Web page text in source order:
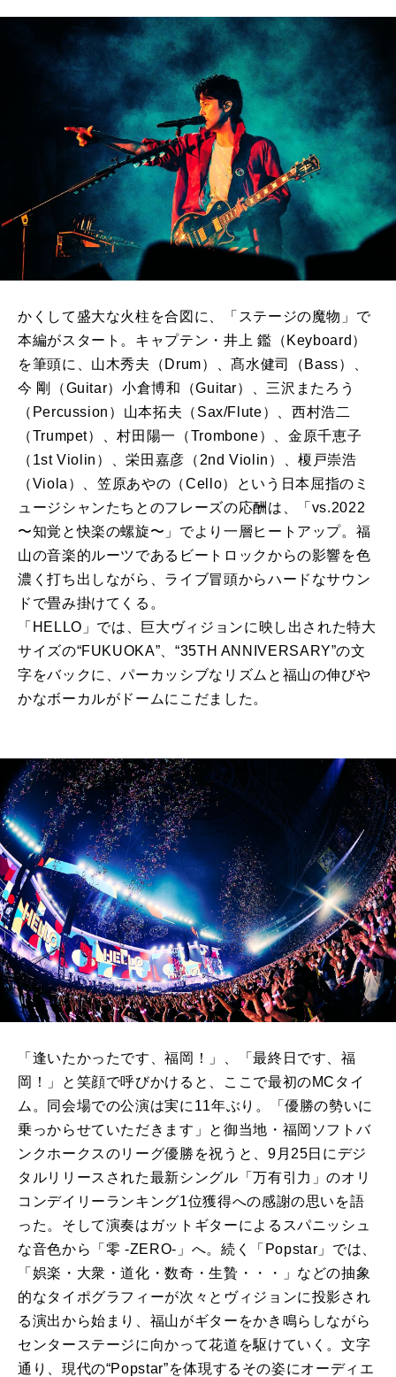
かくして盛大な火柱を合図に、「ステージの魔物」で
本編がスタート。キャプテン・井上 鑑（Keyboard）
を筆頭に、山木秀夫（Drum）、髙水健司（Bass）、
今 剛（Guitar）小倉博和（Guitar）、三沢またろう
（Percussion）山本拓夫（Sax/Flute）、西村浩二
（Trumpet）、村田陽一（Trombone）、金原千恵子
（1st Violin）、栄田嘉彦（2nd Violin）、榎戸崇浩
（Viola）、笠原あやの（Cello）という日本屈指のミ
ュージシャンたちとのフレーズの応酬は、「vs.2022
〜知覚と快楽の螺旋〜」でより一層ヒートアップ。福
山の音楽的ルーツであるビートロックからの影響を色
濃く打ち出しながら、ライブ冒頭からハードなサウン
ドで畳み掛けてくる。
「HELLO」では、巨大ヴィジョンに映し出された特大
サイズの“FUKUOKA”、“35TH ANNIVERSARY”の文
字をバックに、パーカッシブなリズムと福山の伸びや
かなボーカルがドームにこだました。
「逢いたかったです、福岡！」、「最終日です、福
岡！」と笑顔で呼びかけると、ここで最初のMCタイ
ム。同会場での公演は実に11年ぶり。「優勝の勢いに
乗っからせていただきます」と御当地・福岡ソフトバ
ンクホークスのリーグ優勝を祝うと、9月25日にデジ
タルリリースされた最新シングル「万有引力」のオリ
コンデイリーランキング1位獲得への感謝の思いを語
った。そして演奏はガットギターによるスパニッシュ
な音色から「零 -ZERO-」へ。続く「Popstar」では、
「娯楽・大衆・道化・数奇・生贄・・・」などの抽象
的なタイポグラフィーが次々とヴィジョンに投影され
る演出から始まり、福山がギターをかき鳴らしながら
センターステージに向かって花道を駆けていく。文字
通り、現代の“Popstar”を体現するその姿にオーディエ